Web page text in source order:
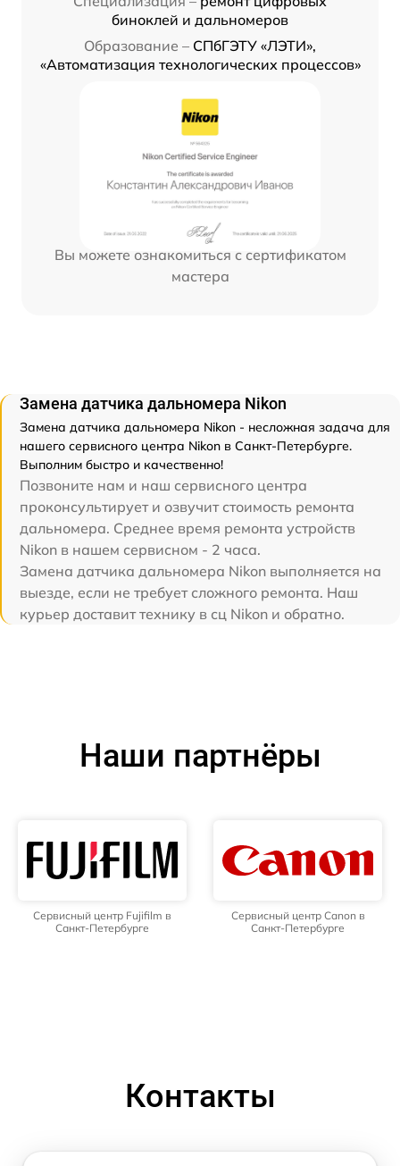
биноклей и дальномеров
Образование – СПбГЭТУ «ЛЭТИ»,
«Автоматизация технологических процессов»
Вы можете ознакомиться с сертификатом
мастера
Замена датчика дальномера Nikon
Замена датчика дальномера Nikon - несложная задача для
нашего сервисного центра Nikon в Санкт-Петербурге.
Выполним быстро и качественно!
Позвоните нам и наш сервисного центра
проконсультирует и озвучит стоимость ремонта
дальномера. Среднее время ремонта устройств
Nikon в нашем сервисном - 2 часа.
Замена датчика дальномера Nikon выполняется на
выезде, если не требует сложного ремонта. Наш
курьер доставит технику в сц Nikon и обратно.
Наши партнёры
Сервисный центр Fujifilm в
Санкт-Петербурге
Сервисный центр Canon в
Санкт-Петербурге
Контакты